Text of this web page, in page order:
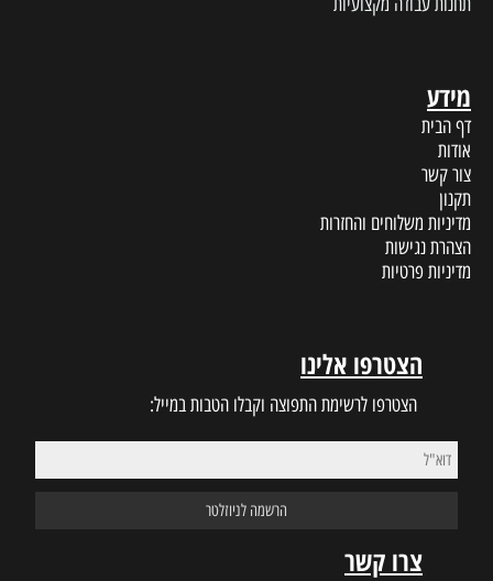
מידע
דף הבית
אודות
צור קשר
תקנון
מדיניות משלוחים והחזרות
הצהרת נגישות
מדיניות פרטיות
הצטרפו אלינו
הצטרפו לרשימת התפוצה וקבלו הטבות במייל:
צרו קשר